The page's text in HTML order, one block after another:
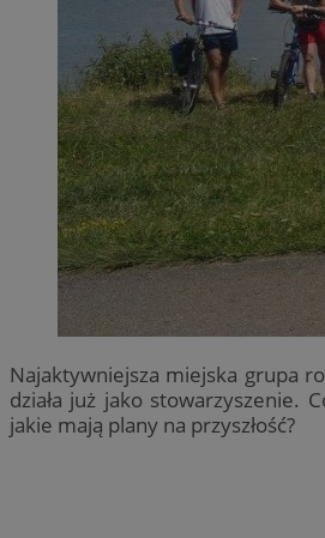
Najaktywniejsza miejska grupa
działa już jako stowarzyszenie.
jakie mają plany na przyszłość?